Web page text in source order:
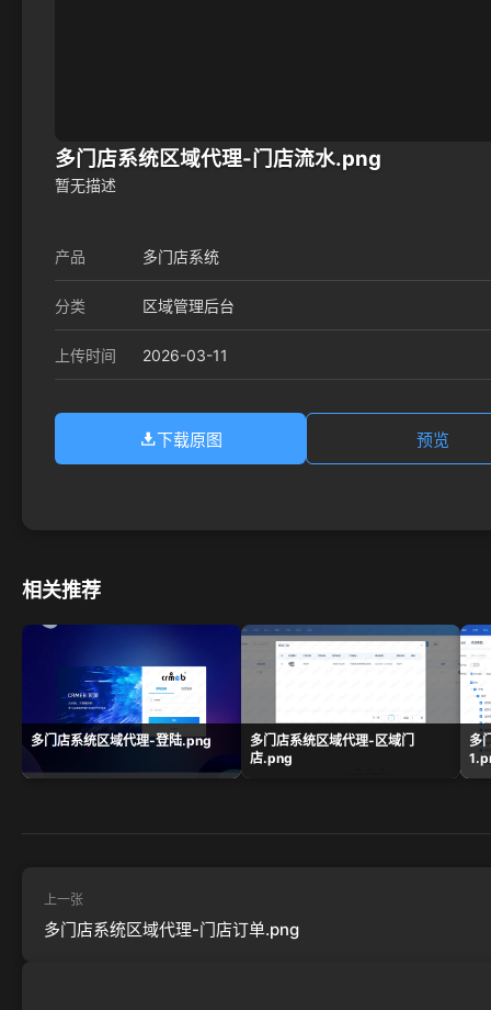
多门店系统区域代理-门店流水.png
暂无描述
产品 多门店系统
分类 区域管理后台
上传时间 2026-03-11
下载原图 预览
相关推荐
多门店系统区域代理-登陆.png
多门店系统区域代理-区域门
店.png
多
上一张
多门店系统区域代理-门店订单.png